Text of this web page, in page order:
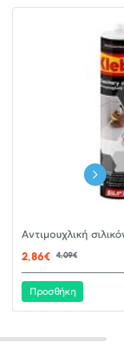
2,86€ 4,09€
Προσθήκη